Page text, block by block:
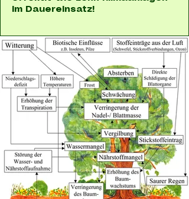
im Dauereinsatz!